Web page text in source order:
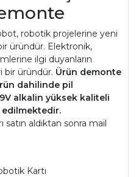
robotik projelerine yeni
üründür. Elektronik,
ilgi duyanların
bir üründür. Ürün demonte
dahilinde pil
alkalin yüksek kaliteli
edilmektedir.
satın aldıktan sonra mail
Kartı